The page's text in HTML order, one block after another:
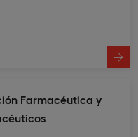
Farmacéutica y